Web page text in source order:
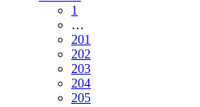
1
…
201
202
203
204
205